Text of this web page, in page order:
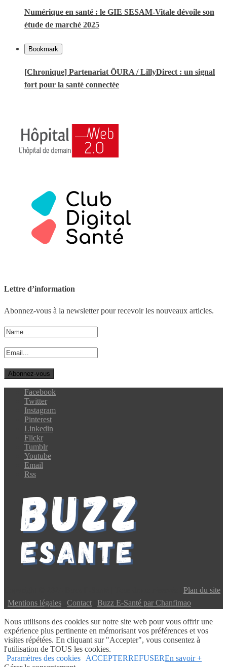
Numérique en santé : le GIE SESAM-Vitale dévoile son
étude de marché 2025
Bookmark
[Chronique] Partenariat ŌURA / LillyDirect : un signal
fort pour la santé connectée
Lettre d’information
Abonnez-vous à la newsletter pour recevoir les nouveaux articles.
Facebook
Twitter
Instagram
Pinterest
Linkedin
Flickr
Tumblr
Youtube
Email
Rss
Plan du site
Mentions légales Contact Buzz E-Santé par Chanfimao
Nous utilisons des cookies sur notre site web pour vous offrir une
expérience plus pertinente en mémorisant vos préférences et vos
visites répétées. En cliquant sur "Accepter", vous consentez à
l'utilisation de TOUS les cookies.
Paramètres des cookies ACCEPTERREFUSEREn savoir +